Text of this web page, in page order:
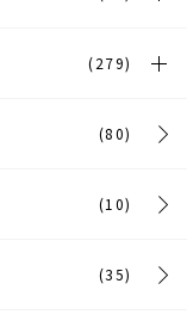
(279)
(80)
(10)
(35)